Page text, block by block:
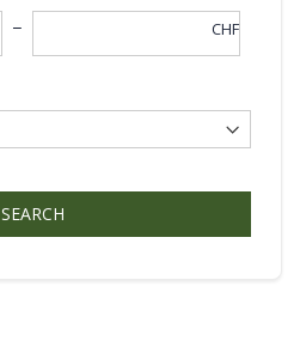
CHF
SEARCH